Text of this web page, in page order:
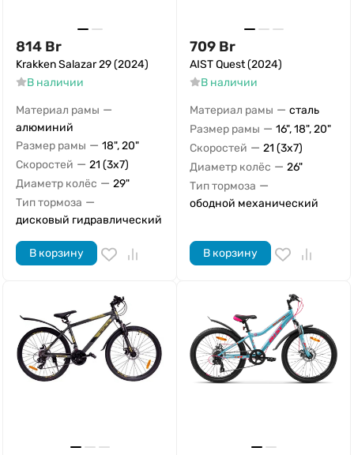
814 Br
Krakken Salazar 29 (2024)
В наличии
Материал рамы —
алюминий
Размер рамы — 18", 20"
Скоростей — 21 (3x7)
Диаметр колёс — 29"
Тип тормоза —
дисковый гидравлический
В корзину
709 Br
AIST Quest (2024)
В наличии
Материал рамы — сталь
Размер рамы — 16", 18", 20"
Скоростей — 21 (3x7)
Диаметр колёс — 26"
Тип тормоза —
ободной механический
В корзину